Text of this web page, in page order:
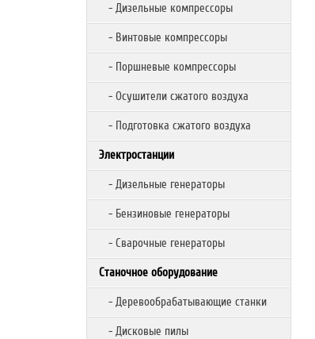
- Дизельные компрессоры
- Винтовые компрессоры
- Поршневые компрессоры
- Осушители сжатого воздуха
- Подготовка сжатого воздуха
Электростанции
- Дизельные генераторы
- Бензиновые генераторы
- Сварочные генераторы
Станочное оборудование
- Деревообрабатывающие станки
- Дисковые пилы